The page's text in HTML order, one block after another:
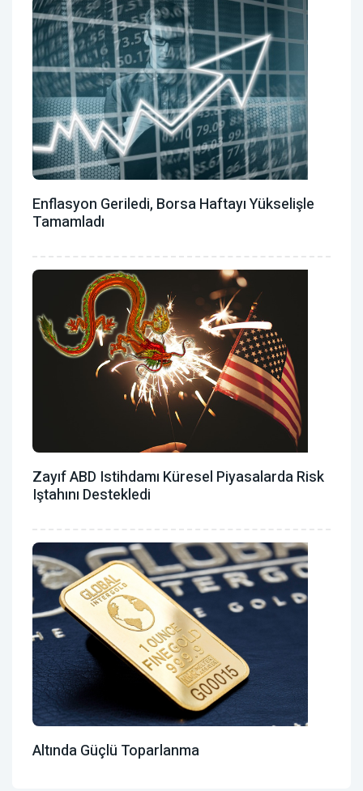
Enflasyon Geriledi, Borsa Haftayı Yükselişle
Tamamladı
Zayıf ABD Istihdamı Küresel Piyasalarda Risk
Iştahını Destekledi
Altında Güçlü Toparlanma